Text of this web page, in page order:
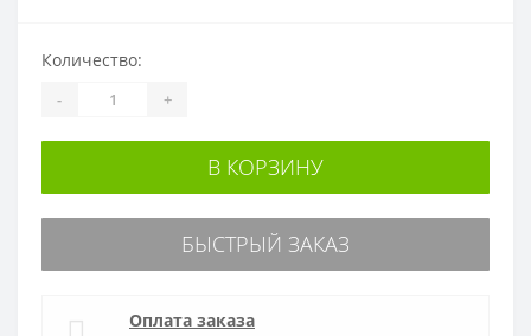
Количество:
- +
В КОРЗИНУ
БЫСТРЫЙ ЗАКАЗ
Оплата заказа